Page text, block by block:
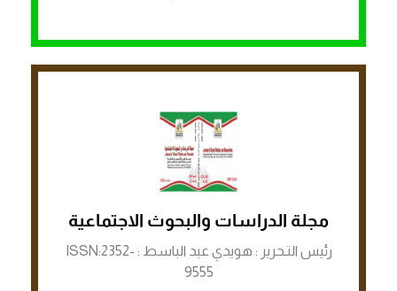
مجلة الدراسات والبحوث الاجتماعية
رئيس التـحرير : هويدي عبد الباسط : ISSN:2352-
9555
الرابط لمنصة ASJP